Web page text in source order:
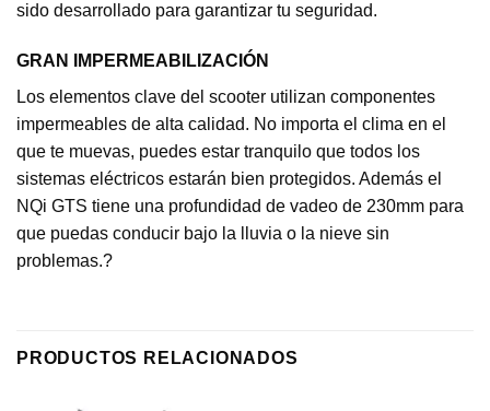
sido desarrollado para garantizar tu seguridad.
GRAN IMPERMEABILIZACIÓN
Los elementos clave del scooter utilizan componentes
impermeables de alta calidad. No importa el clima en el
que te muevas, puedes estar tranquilo que todos los
sistemas eléctricos estarán bien protegidos. Además el
NQi GTS tiene una profundidad de vadeo de 230mm para
que puedas conducir bajo la lluvia o la nieve sin
problemas.?
PRODUCTOS RELACIONADOS